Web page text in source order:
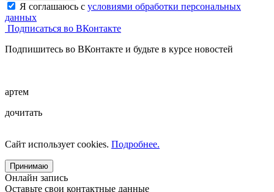
Я соглашаюсь с условиями обработки персональных
данных
Подписаться во ВКонтакте
Подпишитесь во ВКонтакте и будьте в курсе новостей
артем
дочитать
Сайт использует cookies. Подробнее.
Принимаю
Онлайн запись
Оставьте свои контактные данные